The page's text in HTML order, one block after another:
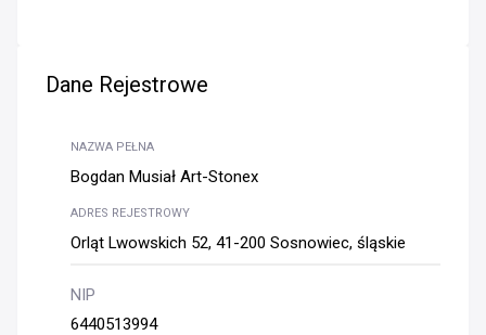
Dane Rejestrowe
NAZWA PEŁNA
Bogdan Musiał Art-Stonex
ADRES REJESTROWY
Orląt Lwowskich 52, 41-200 Sosnowiec, śląskie
NIP
6440513994